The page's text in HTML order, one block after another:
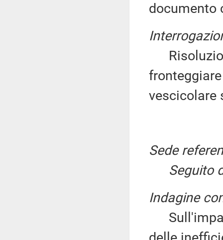
documento
vescicolare
Sede
Seguito
Indagine